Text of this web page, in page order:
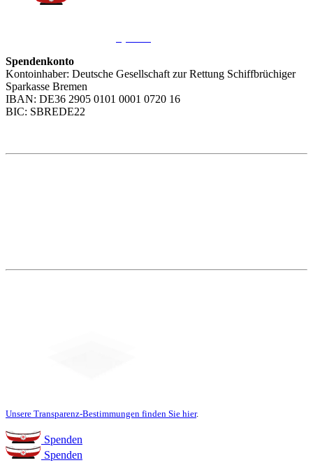
Spendenkonto
Kontoinhaber: Deutsche Gesellschaft zur Rettung Schiffbrüchiger
Sparkasse Bremen
IBAN: DE36 2905 0101 0001 0720 16
BIC: SBREDE22
Unsere Transparenz-Bestimmungen finden Sie hier.
Spenden
Spenden